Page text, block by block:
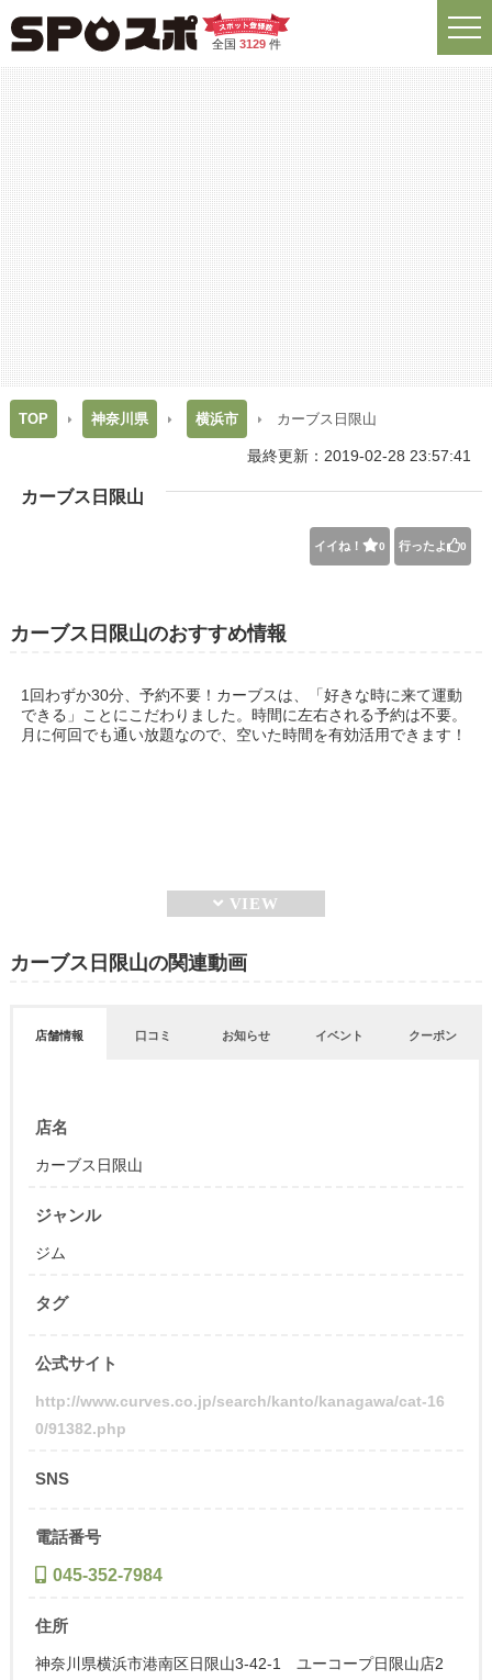
全国 3129件
TOP 神奈川県 横浜市 カーブス日限山
最終更新：2019-02-28 23:57:41
カーブス日限山
イイね！ 0 行ったよ 0
カーブス日限山のおすすめ情報
1回わずか30分、予約不要！カーブスは、「好きな時に来て運動
できる」ことにこだわりました。時間に左右される予約は不要。
月に何回でも通い放題なので、空いた時間を有効活用できます！
カーブス日限山の関連動画
店舗情報 口コミ お知らせ イベント クーポン
店名
カーブス日限山
ジャンル
ジム
タグ
公式サイト
http://www.curves.co.jp/search/kanto/kanagawa/cat-16
0/91382.php
SNS
電話番号
045-352-7984
住所
神奈川県横浜市港南区日限山3-42-1 ユーコープ日限山店2